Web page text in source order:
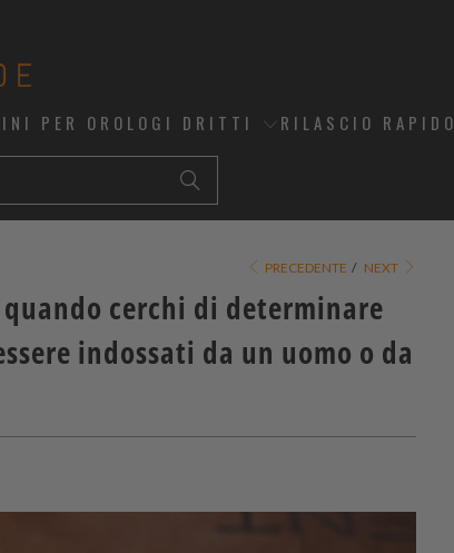
PER OROLOGI DRITTI RILASCIO RAPIDO
PRECEDENTE / NEXT
cerchi di determinare
indossati da un uomo o da